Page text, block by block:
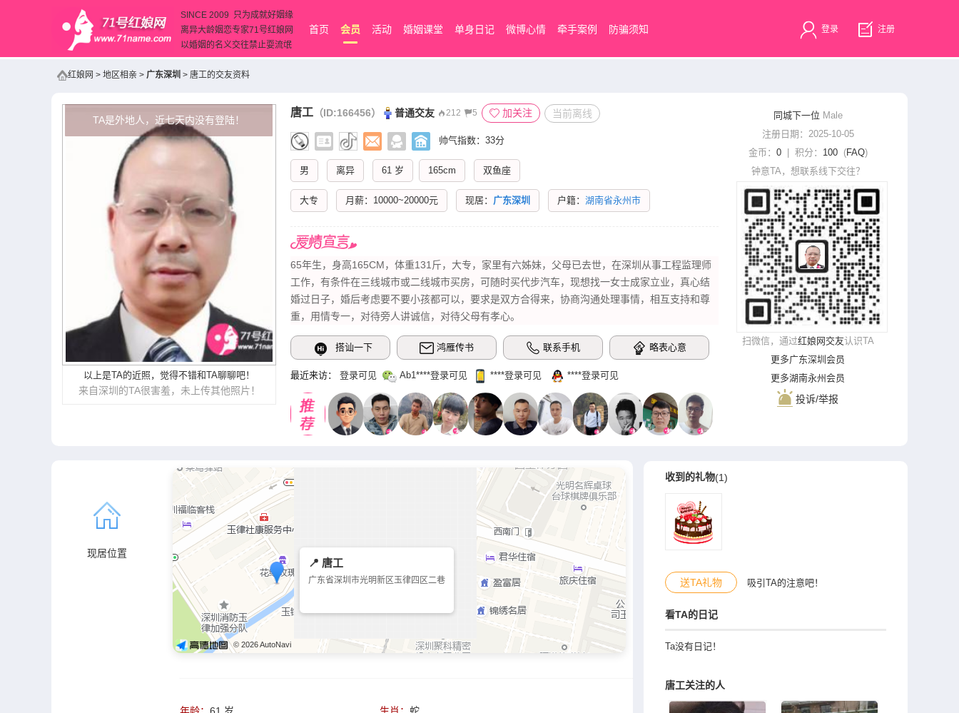
SINCE 2009 只为成就好姻缘
离异大龄姻恋专家71号红娘网
以婚姻的名义交往禁止耍流氓
首页 会员 活动 婚姻课堂 单身日记 微博心情 牵手案例 防骗须知 登录 注册
红娘网 > 地区相亲 > 广东深圳 > 唐工的交友资料
TA是外地人，近七天内没有登陆！
以上是TA的近照，觉得不错和TA聊聊吧！
来自深圳的TA很害羞，未上传其他照片！
唐工 （ID:166456） 普通交友 212 5 加关注 当前离线
帅气指数：33分
男 离异 61 岁 165cm 双鱼座
大专 月薪：10000~20000元 现居： 广东深圳 户籍： 湖南省永州市
65年生，身高165CM，体重131斤，大专，家里有六姊妹，父母已去世，在深圳从事工程监理师
工作，有条件在三线城市或二线城市买房，可随时买代步汽车，现想找一女士成家立业，真心结
婚过日子，婚后考虑要不要小孩都可以，要求是双方合得来，协商沟通处理事情，相互支持和尊
重，用情专一，对待旁人讲诚信，对待父母有孝心。
搭讪一下 鸿雁传书 联系手机 略表心意
最近来访： 登录可见 Ab1‌****登录可见 ‌****‌登录可见 ‌****‌登录可见
同城下一位 Male
注册日期：2025-10-05
金币： 0| 积分： 100(FAQ)
钟意TA，想联系线下交往？
扫微信，通过红娘网交友认识TA
更多广东深圳会员
更多湖南永州会员
投诉/举报
现居位置
📍 唐工
广东省深圳市光明新区玉律四区二巷
© 2026 AutoNavi
收到的礼物(1)
送TA礼物 吸引TA的注意吧！
看TA的日记
Ta没有日记！
唐工关注的人